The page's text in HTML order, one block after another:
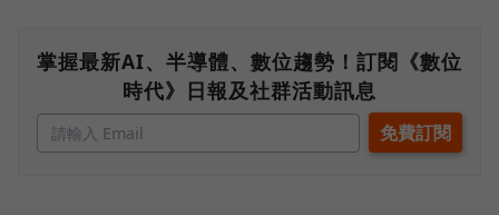
掌握最新AI、半導體、數位趨勢！訂閱《數位
時代》日報及社群活動訊息